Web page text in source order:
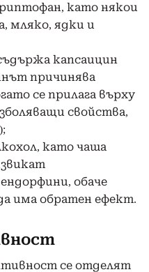
като някои
мляко, ядки и
капсаицин
причинява
се прилага върху
свойства,
като чаша
обаче
има обратен ефект.
се отделят